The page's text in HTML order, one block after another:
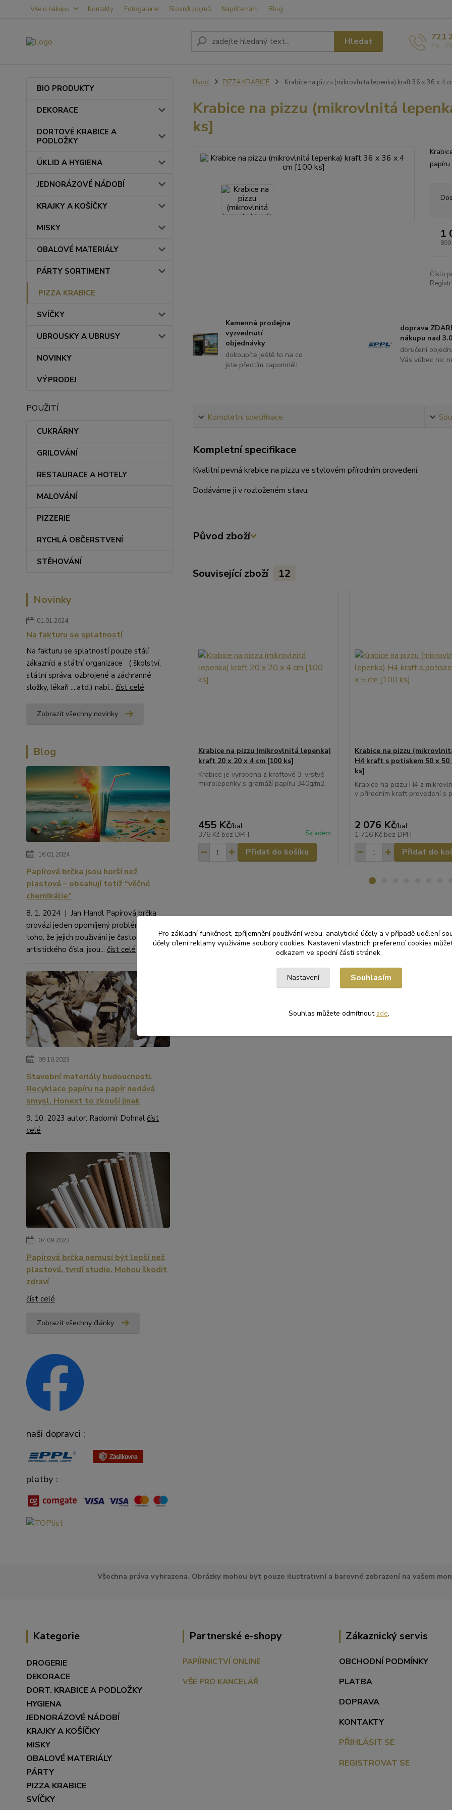
Vše o nákupu Kontakty Fotogalerie Slovník pojmů Napište nám Blog
Hledat 721
Po -
BIO PRODUKTY
DEKORACE
DORTOVÉ KRABICE A
PODLOŽKY
ÚKLID A HYGIENA
JEDNORÁZOVÉ NÁDOBÍ
KRAJKY A KOŠÍČKY
MISKY
OBALOVÉ MATERIÁLY
PÁRTY SORTIMENT
PIZZA KRABICE
SVÍČKY
UBROUSKY A UBRUSY
NOVINKY
VÝPRODEJ
POUŽITÍ
CUKRÁRNY
GRILOVÁNÍ
RESTAURACE A HOTELY
MALOVÁNÍ
PIZZERIE
RYCHLÁ OBČERSTVENÍ
STĚHOVÁNÍ
Novinky
01.01.2024
Na fakturu se splatností
Na fakturu se splatností pouze stálí
zákazníci a státní organizace ( školství,
státní správa, ozbrojené a záchranné
složky, lékaři ....atd.) nabí... číst celé
Zobrazit všechny novinky
Blog
16.01.2024
Papírová brčka jsou horší než
plastová – obsahují totiž “věčné
chemikálie”
8. 1. 2024 | Jan Handl Papírová brčka
provází jeden opomíjený problém. Kromě
toho, že jejich používání je často na hraně
artistického čísla, jsou... číst celé
09.10.2023
Stavební materiály budoucnosti.
Recyklace papíru na papír nedává
smysl. Honext to zkouší jinak
9. 10. 2023 autor: Radomír Dohnal číst
celé
07.09.2023
Papírová brčka nemusí být lepší než
plastová, tvrdí studie. Mohou škodit
zdraví
číst celé
Zobrazit všechny články
naši dopravci :
platby :
Úvod PIZZA KRABICE Krabice na pizzu (mikrovlnitá lepenka) kraft 36 x 36 x 4
Krabice na pizzu (mikrovlnitá
ks]
1
899
Číslo
Kamenná prodejna
vyzvednutí
objednávky
dokoupíte ještě to na co
jste předtím zapomněli
doprava
nákupu nad
doručení
Vás vůbec nic
Kompletní specifikace
Kompletní specifikace
Kvalitní pevná krabice na pizzu ve stylovém přírodním provedení.
Dodáváme ji v rozloženém stavu.
Původ zboží
Související zboží 12
Krabice na pizzu (mikrovlnitá lepenka)
kraft 20 x 20 x 4 cm [100 ks]
Krabice je vyrobena z kraftové 3-vrstvé
mikrolepenky s gramáží papíru 340g/m2.
455 Kč/bal.
376 Kč bez DPH Skladem
Přidat do košíku
Krabice na pizzu
H4 kraft s potiskem 50 x 50
ks]
Krabice na pizzu H4 z
v přírodním kraft provedení s
2 076 Kč/bal.
1 716 Kč bez DPH
Přidat do
Zboží zařazeno v kategoriích
PIZZERIE
Všechna práva vyhrazena. Obrázky mohou být pouze ilustrativní a barevné zobrazení na vašem
Kategorie
DROGERIE
DEKORACE
DORT. KRABICE A PODLOŽKY
HYGIENA
JEDNORÁZOVÉ NÁDOBÍ
KRAJKY A KOŠÍČKY
MISKY
OBALOVÉ MATERIÁLY
PÁRTY
PIZZA KRABICE
SVÍČKY
Partnerské e-shopy
PAPÍRNICTVÍ ONLINE
VŠE PRO KANCELÁŘ
Zákaznický servis
OBCHODNÍ PODMÍNKY
PLATBA
DOPRAVA
KONTAKTY
PŘIHLÁSIT SE
REGISTROVAT SE
Pro základní funkčnost, zpříjemnění používání webu, analytické účely a v případě udělení
účely cílení reklamy využíváme soubory cookies. Nastavení vlastních preferencí cookies
odkazem ve spodní části stránek.
Nastavení Souhlasím
Souhlas můžete odmítnout zde.